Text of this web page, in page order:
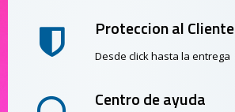
Proteccion al Cliente
Desde click hasta la entrega
Centro de ayuda